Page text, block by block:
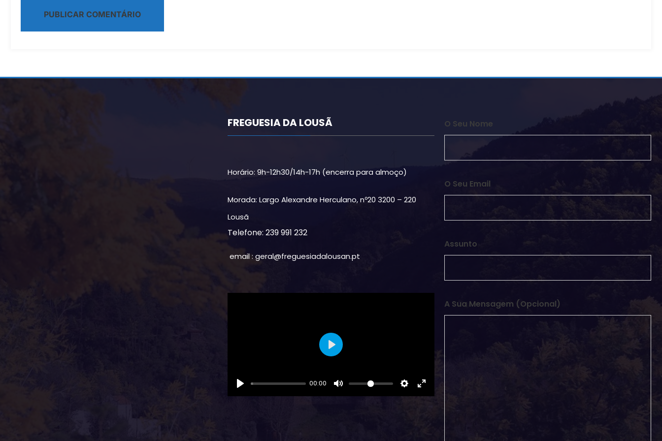
FREGUESIA DA LOUSÃ
Horário: 9h-12h30/14h-17h (encerra para almoço)
Morada: Largo Alexandre Herculano, nº20 3200 – 220
Lousã
Telefone: 239 991 232
email : geral@freguesiadalousan.pt
00:00
Play
O Seu Nome
O Seu Email
Assunto
A Sua Mensagem (opcional)